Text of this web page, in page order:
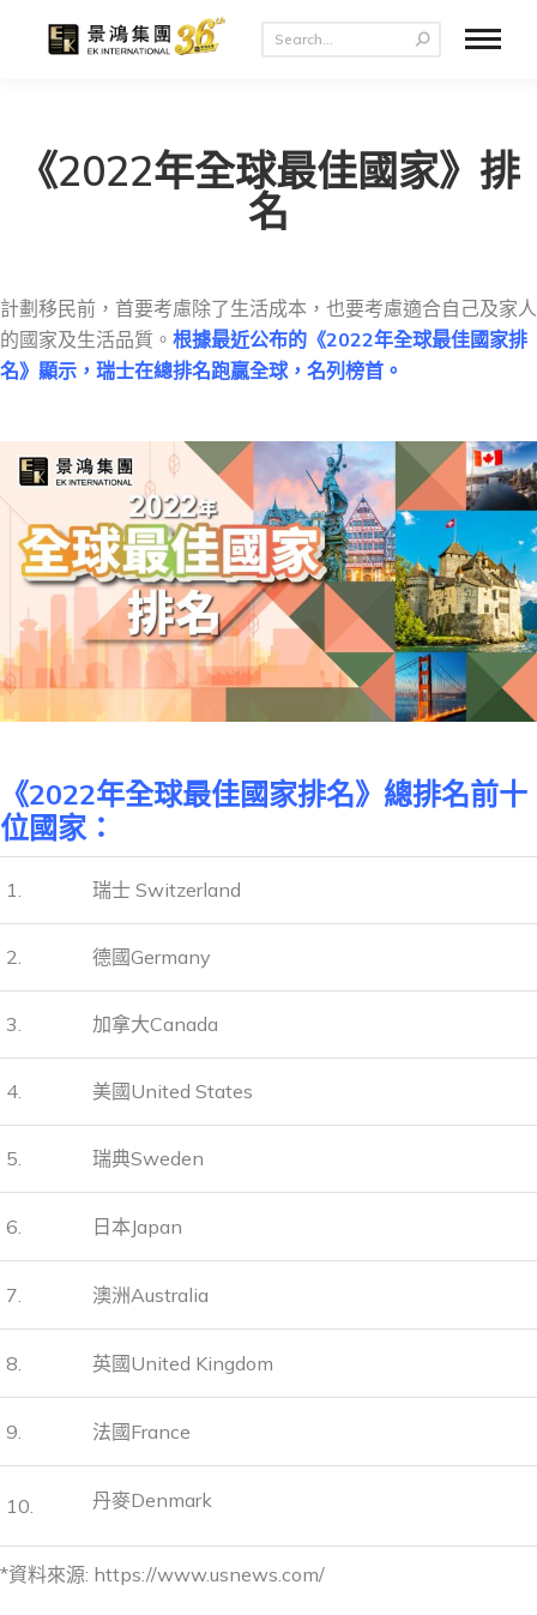
《2022年全球最佳國家》排
名
計劃移民前，首要考慮除了生活成本，也要考慮適合自己及家人
的國家及生活品質。 根據最近公布的《2022年全球最佳國家排
名》顯示，瑞士在總排名跑贏全球，名列榜首。
《2022年全球最佳國家排名》總排名前十
位國家：
1. 瑞士 Switzerland
2. 德國Germany
3. 加拿大Canada
4. 美國United States
5. 瑞典Sweden
6. 日本Japan
7. 澳洲Australia
8. 英國United Kingdom
9. 法國France
10. 丹麥Denmark
*資料來源: https://www.usnews.com/